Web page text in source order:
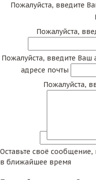
Пожалуйста, введите
Пожалуйста,
Пожалуйста, введите Ваш
адресе почты
Пожалуйста,
Оставьте своё
в ближайшее время